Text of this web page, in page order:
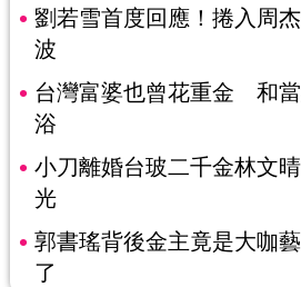
劉若雪首度回應！捲入周
波
台灣富婆也曾花重金 和
浴
小刀離婚台玻二千金林文
光
郭書瑤背後金主竟是大咖
了